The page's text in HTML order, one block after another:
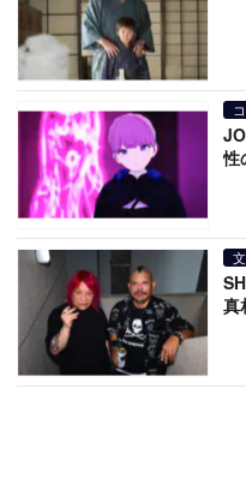
性
真